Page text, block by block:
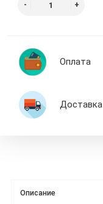
Оплата
Доставка
Описание